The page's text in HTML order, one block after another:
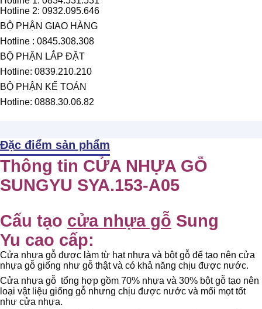
Hotline 2: 0932.095.646
BỘ PHẬN GIAO HÀNG
Hotline : 0845.308.308
BỘ PHẬN LẮP ĐẶT
Hotline: 0839.210.210
BỘ PHẬN KẾ TOÁN
Hotline: 0888.30.06.82
Đặc điểm sản phẩm
Thông tin CỬA NHỰA GỖ
SUNGYU SYA.153-A05
Cấu tạo cửa nhựa gỗ Sung
Yu cao cấp:
Cửa nhựa gỗ được làm từ hạt nhựa và bột gỗ để tạo nên cửa
nhựa gỗ giống như gỗ thật và có khả năng chịu được nước.
Cửa nhựa gỗ tổng hợp gồm 70% nhựa và 30% bột gỗ tạo nên
loại vật liệu giống gỗ nhưng chịu được nước và mối mọt tốt
như cửa nhựa.